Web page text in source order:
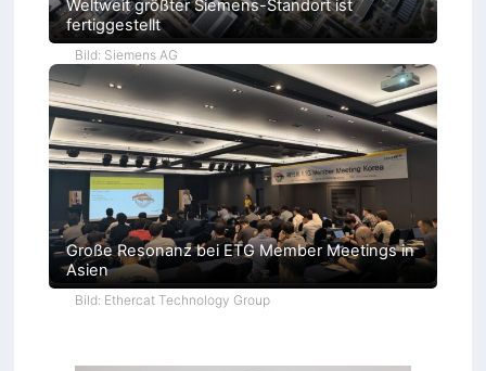
Weltweit größter Siemens-Standort ist
fertiggestellt
Bild: Siemens AG
Große Resonanz bei ETG Member Meetings in
Asien
Bild: Ethercat Technology Group